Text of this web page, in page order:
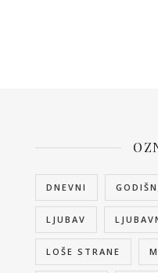
DNEVNI
LJUBAV
LOŠE STRANE